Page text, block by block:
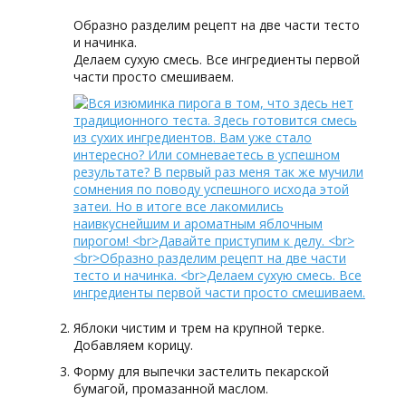
Образно разделим рецепт на две части тесто
и начинка.
Делаем сухую смесь. Все ингредиенты первой
части просто смешиваем.
Яблоки чистим и трем на крупной терке.
Добавляем корицу.
Форму для выпечки застелить пекарской
бумагой, промазанной маслом.